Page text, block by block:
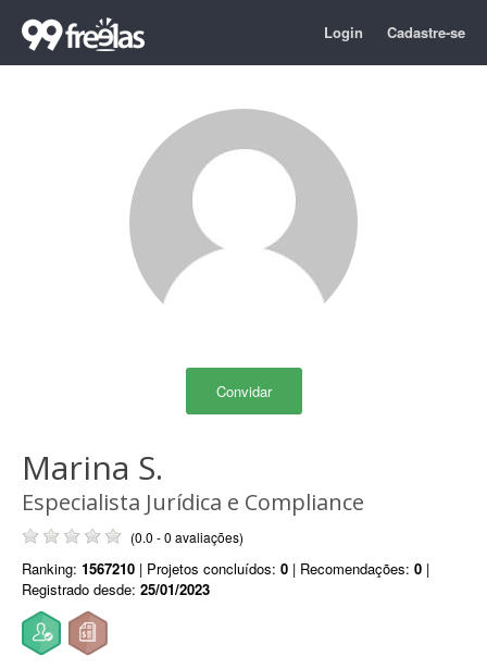
Login Cadastre-se
Convidar
Marina S.
Especialista Jurídica e Compliance
(0.0 - 0 avaliações)
Ranking: 1567210 | Projetos concluídos: 0 | Recomendações: 0 |
Registrado desde: 25/01/2023